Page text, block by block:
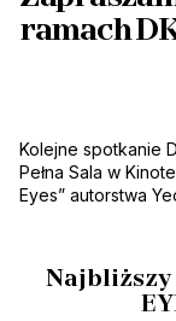
ramach
Kolejne spotkanie
Pełna Sala w
Eyes” autorstwa
Najbliższy